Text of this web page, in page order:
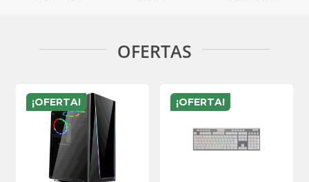
OFERTAS
¡OFERTA! ¡OFERTA!